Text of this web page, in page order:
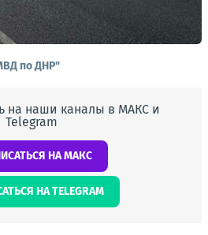
по ДНР"
на наши каналы в МАКС и
Telegram
НА МАКС
НА TELEGRAM